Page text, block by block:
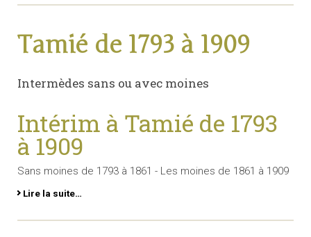
Tamié de 1793 à 1909
Intermèdes sans ou avec moines
Intérim à Tamié de 1793
à 1909
Sans moines de 1793 à 1861 - Les moines de 1861 à 1909
Lire la suite…